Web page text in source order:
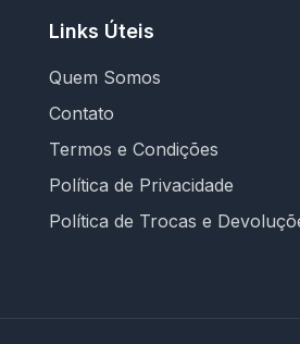
Links Úteis
Quem Somos
Contato
Termos e Condições
Política de Privacidade
Política de Trocas e